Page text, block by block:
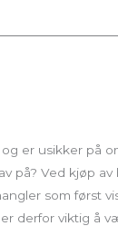
er usikker på
på? Ved kjøp
som først
derfor viktig å